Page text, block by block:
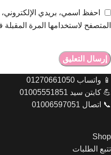
احفظ اسمي، بريدي الإلكتروني،
المتصفح لاستخدامها المرة
📱 واتساب 01270661050
💪 كابتن سيد 01005551851
📞 اتصال 01006597051
Shop
تتبع الطلبات